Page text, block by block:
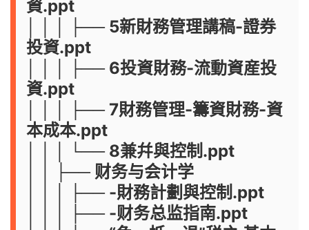
資.ppt
│ │ │ ├── 5新財務管理講稿-證券
投資.ppt
│ │ │ ├── 6投資財務-流動資産投
資.ppt
│ │ │ ├── 7財務管理-籌資財務-資
本成本.ppt
│ │ │ └── 8兼幷與控制.ppt
│ │ ├── 财务与会计学
│ │ │ ├── -財務計劃與控制.ppt
│ │ │ ├── -财务总监指南.ppt